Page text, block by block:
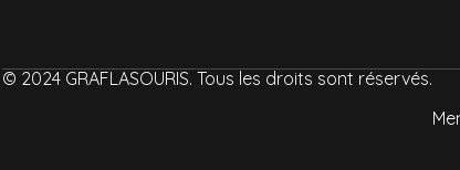
© 2024 GRAFLASOURIS. Tous les droits sont réservés.